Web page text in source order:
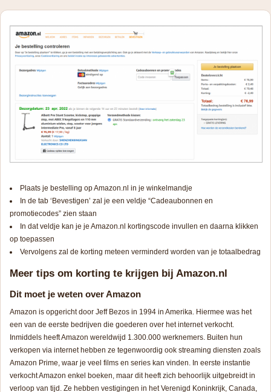
Plaats je bestelling op Amazon.nl in je winkelmandje
In de tab ‘Bevestigen’ zal je een veldje “Cadeaubonnen en
promotiecodes” zien staan
In dat veldje kan je je Amazon.nl kortingscode invullen en daarna klikken
op toepassen
Vervolgens zal de korting meteen verminderd worden van je totaalbedrag
Meer tips om korting te krijgen bij Amazon.nl
Dit moet je weten over Amazon
Amazon is opgericht door Jeff Bezos in 1994 in Amerika. Hiermee was het
een van de eerste bedrijven die goederen over het internet verkocht.
Inmiddels heeft Amazon wereldwijd 1.300.000 werknemers. Buiten hun
verkopen via internet hebben ze tegenwoordig ook streaming diensten zoals
Amazon Prime, waar je veel films en series kan vinden. In eerste instantie
verkocht Amazon enkel boeken, maar dit heeft zich behoorlijk uitgebreidt in
verloop van tijd. Ze hebben vestigingen in het Verenigd Koninkrijk, Canada,